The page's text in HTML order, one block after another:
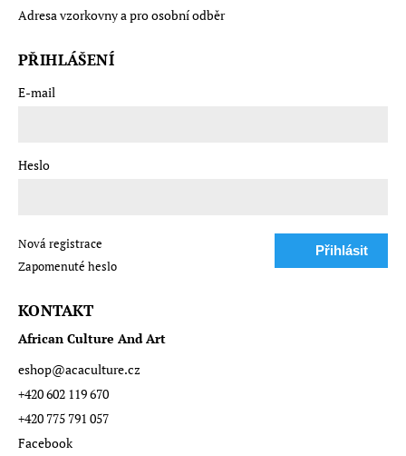
Adresa vzorkovny a pro osobní odběr
PŘIHLÁŠENÍ
E-mail
Heslo
Přihlásit
Nová registrace
Zapomenuté heslo
KONTAKT
African Culture And Art
eshop@acaculture.cz
+420 602 119 670
+420 775 791 057
Facebook